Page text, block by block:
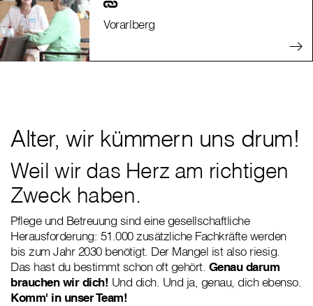
Vorarlberg
Alter, wir kümmern uns drum!
Weil wir das Herz am richtigen
Zweck haben.
Pflege und Betreuung sind eine gesellschaftliche
Herausforderung: 51.000 zusätzliche Fachkräfte werden
bis zum Jahr 2030 benötigt. Der Mangel ist also riesig.
Das hast du bestimmt schon oft gehört. Genau darum
brauchen wir dich! Und dich. Und ja, genau, dich ebenso.
Komm' in unser Team!